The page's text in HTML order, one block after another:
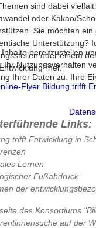
sind dabei
oder Kakao/
Sie möchten
Unterstützung?
oder einem
her.
Flyer Bildung trifft
Links:
trifft Entwicklung in
Lernen
Fußabdruck
der
des Konsortiums
auf der
bereitzustellen
Nutzungsverhalten
Ihrer Daten zu. Ihre